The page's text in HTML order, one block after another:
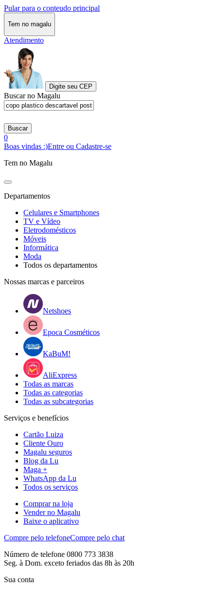
Pular para o conteudo principal
Tem no magalu
Atendimento
Digite seu CEP
Buscar no Magalu
Buscar
0
Boas vindas :)Entre ou Cadastre-se
Tem no Magalu
Departamentos
Celulares e Smartphones
TV e Vídeo
Eletrodomésticos
Móveis
Informática
Moda
Todos os departamentos
Nossas marcas e parceiros
Netshoes
Epoca Cosméticos
KaBuM!
AliExpress
Todas as marcas
Todas as categorias
Todas as subcategorias
Serviços e benefícios
Cartão Luiza
Cliente Ouro
Magalu seguros
Blog da Lu
Maga +
WhatsApp da Lu
Todos os serviços
Comprar na loja
Vender no Magalu
Baixe o aplicativo
Compre pelo telefoneCompre pelo chat
Número de telefone 0800 773 3838
Seg. à Dom. exceto feriados das 8h às 20h
Sua conta